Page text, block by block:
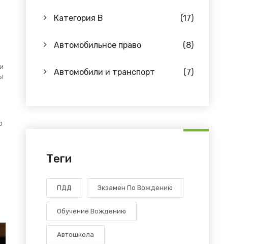
Категория B (17)
Автомобильное право (8)
Автомобили и транспорт (7)
Теги
ПДД Экзамен По Вождению
Обучение Вождению
Автошкола